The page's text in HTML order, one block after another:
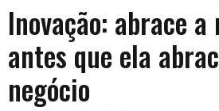
Inovação: abrace a
antes que ela
negócio